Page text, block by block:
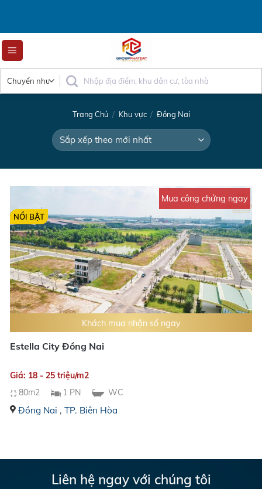
content
Trang Chủ / Khu vực / Đồng Nai
Mua công chứng ngay
Khách mua nhận sổ ngay
NỔI BẬT
Estella City Đồng Nai
Giá: 18 - 25 triệu/m2
80m2
1 PN WC
Đồng Nai , TP. Biên Hòa
Liên hệ ngay với chúng tôi